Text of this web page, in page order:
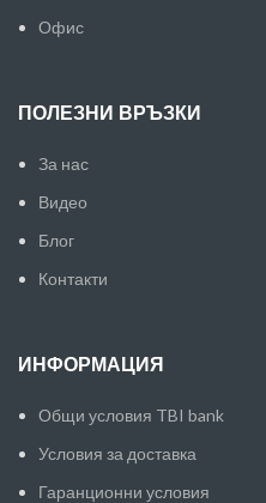
Офис
ПОЛЕЗНИ ВРЪЗКИ
За нас
Видео
Блог
Контакти
ИНФОРМАЦИЯ
Общи условия TBI bank
Условия за доставка
Гаранционни условия